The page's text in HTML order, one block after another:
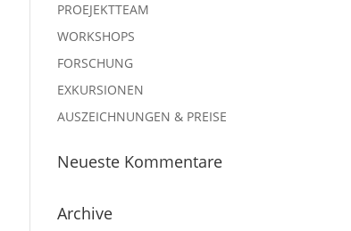
PROEJEKTTEAM
WORKSHOPS
FORSCHUNG
EXKURSIONEN
AUSZEICHNUNGEN & PREISE
Neueste Kommentare
Archive